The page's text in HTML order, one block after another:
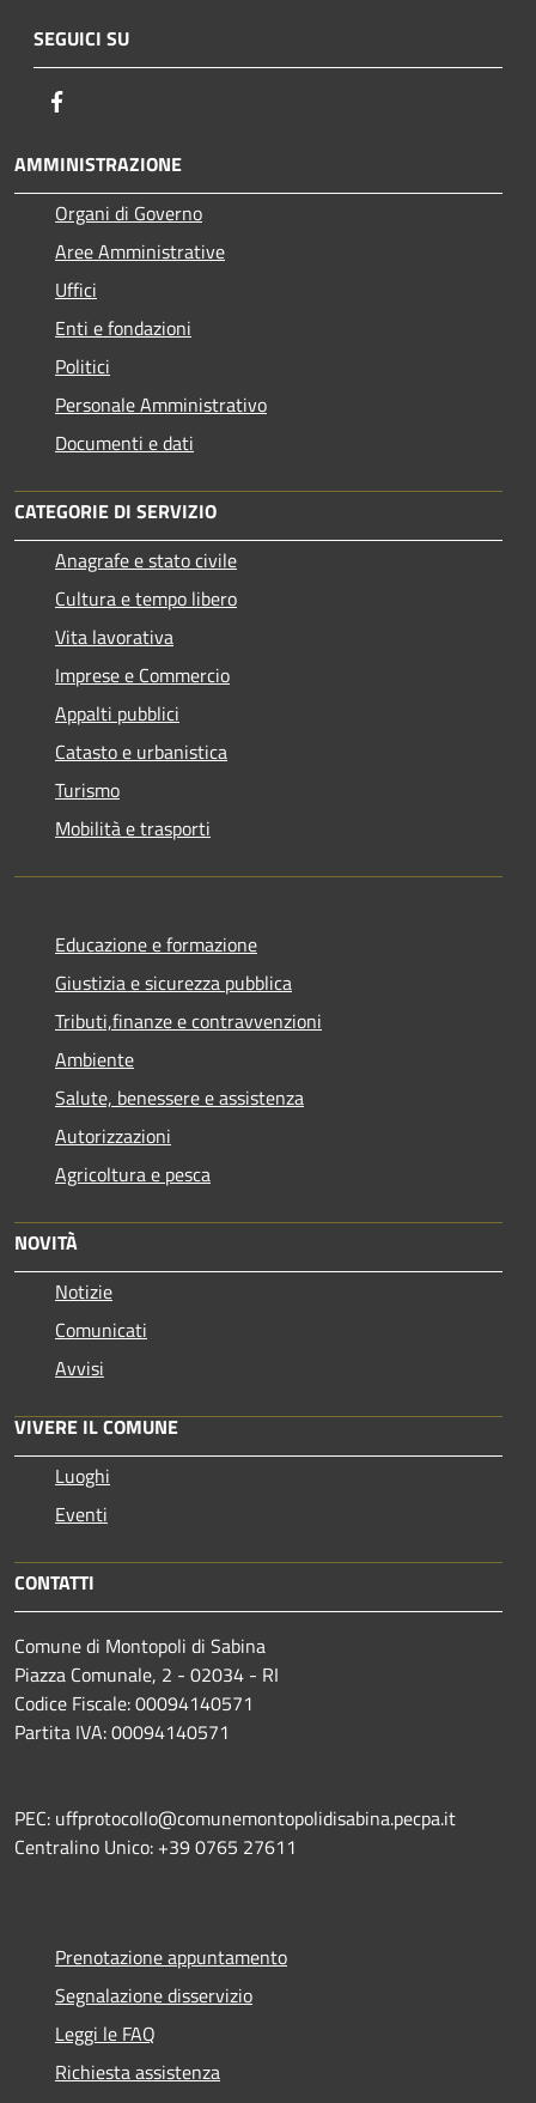
SEGUICI SU
AMMINISTRAZIONE
Organi di Governo
Aree Amministrative
Uffici
Enti e fondazioni
Politici
Personale Amministrativo
Documenti e dati
CATEGORIE DI SERVIZIO
Anagrafe e stato civile
Cultura e tempo libero
Vita lavorativa
Imprese e Commercio
Appalti pubblici
Catasto e urbanistica
Turismo
Mobilità e trasporti
Educazione e formazione
Giustizia e sicurezza pubblica
Tributi,finanze e contravvenzioni
Ambiente
Salute, benessere e assistenza
Autorizzazioni
Agricoltura e pesca
NOVITÀ
Notizie
Comunicati
Avvisi
VIVERE IL COMUNE
Luoghi
Eventi
CONTATTI
Comune di Montopoli di Sabina
Piazza Comunale, 2 - 02034 - RI
Codice Fiscale: 00094140571
Partita IVA: 00094140571
PEC: uffprotocollo@comunemontopolidisabina.pecpa.it
Centralino Unico: +39 0765 27611
Prenotazione appuntamento
Segnalazione disservizio
Leggi le FAQ
Richiesta assistenza